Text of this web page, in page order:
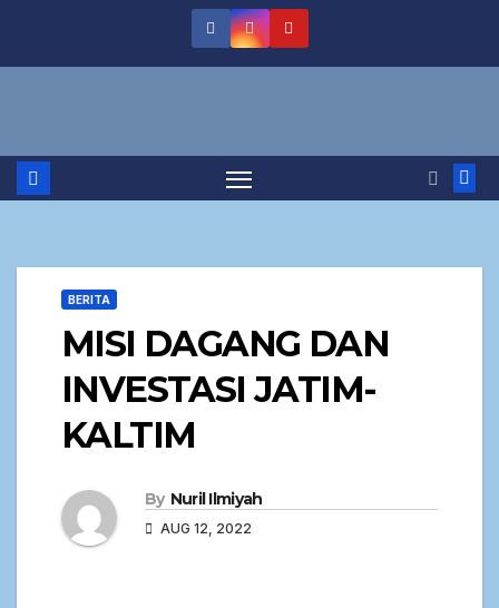
BERITA
MISI DAGANG DAN
INVESTASI JATIM-
KALTIM
By Nuril Ilmiyah
AUG 12, 2022